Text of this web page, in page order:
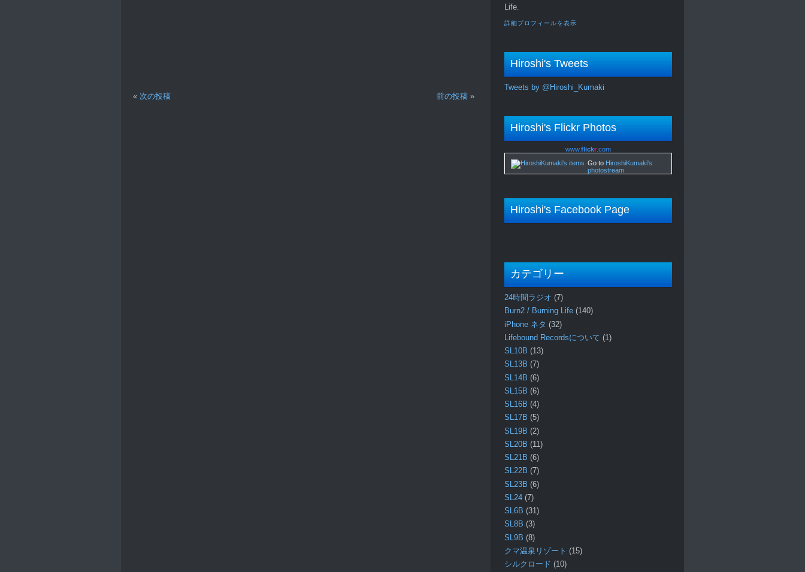
« 次の投稿 前の投稿 »
Life.
詳細プロフィールを表示
Hiroshi's Tweets
Tweets by @Hiroshi_Kumaki
Hiroshi's Flickr Photos
www.flickr .com
Go to HiroshiKumaki's
photostream
Hiroshi's Facebook Page
カテゴリー
24時間ラジオ (7)
Burn2 / Burning Life (140)
iPhone ネタ (32)
Lifebound Recordsについて (1)
SL10B (13)
SL13B (7)
SL14B (6)
SL15B (6)
SL16B (4)
SL17B (5)
SL19B (2)
SL20B (11)
SL21B (6)
SL22B (7)
SL23B (6)
SL24 (7)
SL6B (31)
SL8B (3)
SL9B (8)
クマ温泉リゾート (15)
シルクロード (10)